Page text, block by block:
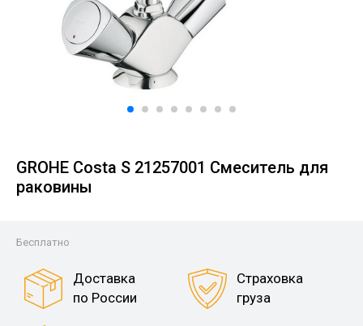
GROHE Costa S 21257001 Смеситель для
раковины
Бесплатно
Доставка
по России
Страховка
груза